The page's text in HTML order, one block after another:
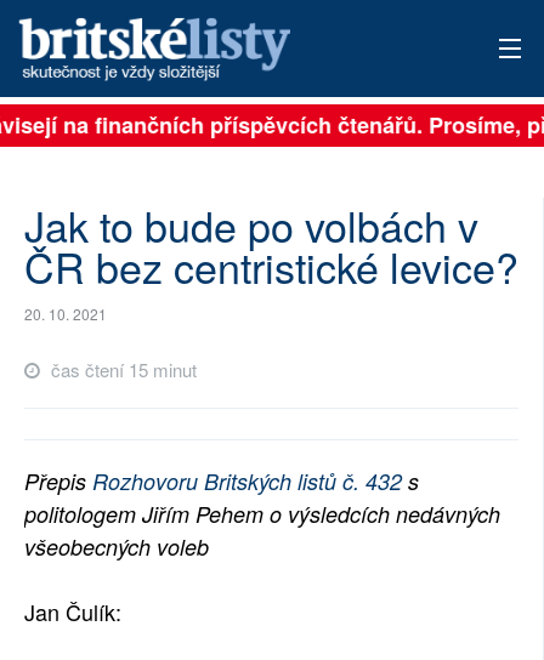
PŘIHLÁSIT
ARCHIV
PŘÍSPĚVKY NA PROVOZ
na finančních příspěvcích čtenářů. Prosíme,
Jak to bude po volbách v
ČR bez centristické levice?
20. 10. 2021
čas čtení 15 minut
Přepis Rozhovoru Britských listů č. 432s
politologem Jiřím Pehem o výsledcích nedávných
všeobecných voleb
Jan Čulík: